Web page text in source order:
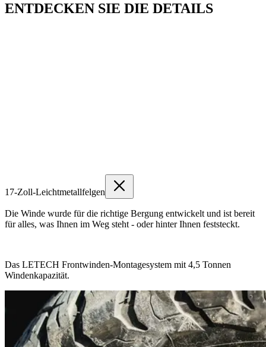
ENTDECKEN SIE DIE DETAILS
17-Zoll-Leichtmetallfelgen
Die Winde wurde für die richtige Bergung entwickelt und ist bereit
für alles, was Ihnen im Weg steht - oder hinter Ihnen feststeckt.
Das LETECH Frontwinden-Montagesystem mit 4,5 Tonnen
Windenkapazität.